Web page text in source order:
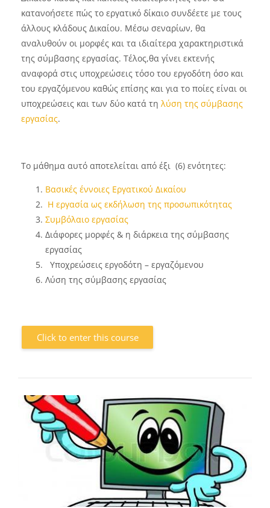
κατανοήσετε πώς το εργατικό δίκαιο συνδέετε με τους
άλλους κλάδους Δικαίου. Μέσω σεναρίων, θα
αναλυθούν οι μορφές και τα ιδιαίτερα χαρακτηριστικά
της σύμβασης εργασίας. Τέλος,θα γίνει εκτενής
αναφορά στις υποχρεώσεις τόσο του εργοδότη όσο και
του εργαζόμενου καθώς επίσης και για το ποίες είναι οι
υποχρεώσεις και των δύο κατά τη λύση της σύμβασης
εργασίας.
Το μάθημα αυτό αποτελείται από έξι (6) ενότητες:
Βασικές έννοιες Εργατικού Δικαίου
Η εργασία ως εκδήλωση της προσωπικότητας
Συμβόλαιο εργασίας
Διάφορες μορφές & η διάρκεια της σύμβασης
εργασίας
Υποχρεώσεις εργοδότη – εργαζόμενου
Λύση της σύμβασης εργασίας
Click to enter this course